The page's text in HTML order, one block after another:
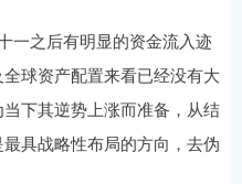
一之后有明显的资金流入迹
球资产配置来看已经没有大
下其逆势上涨而准备，从结
具战略性布局的方向，去伪